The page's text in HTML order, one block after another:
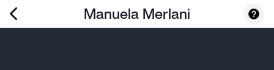
Manuela Merlani